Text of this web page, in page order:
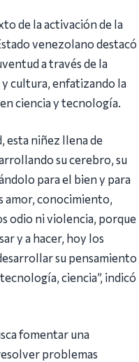
de la activación de la
venezolano destacó
a través de la
cultura, enfatizando la
ciencia y tecnología.
esta niñez llena de
su cerebro, su
para el bien y para
amor, conocimiento,
odio ni violencia, porque
y a hacer, hoy los
su pensamiento
ciencia”, indicó
fomentar una
problemas